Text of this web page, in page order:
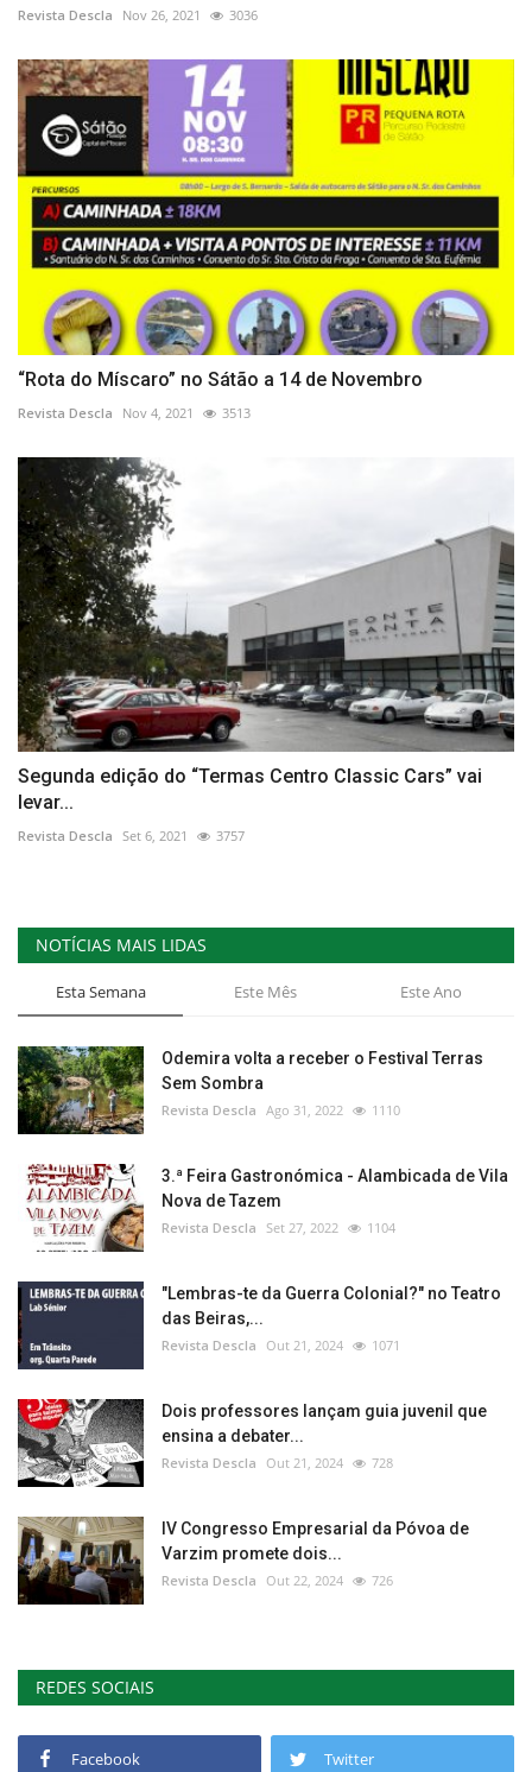
Revista Descla Nov 26, 2021 3036
“Rota do Míscaro” no Sátão a 14 de Novembro
Revista Descla Nov 4, 2021 3513
Segunda edição do “Termas Centro Classic Cars” vai
levar...
Revista Descla Set 6, 2021 3757
NOTÍCIAS MAIS LIDAS
Esta Semana Este Mês Este Ano
Odemira volta a receber o Festival Terras
Sem Sombra
Revista Descla Ago 31, 2022 1110
3.ª Feira Gastronómica - Alambicada de Vila
Nova de Tazem
Revista Descla Set 27, 2022 1104
"Lembras-te da Guerra Colonial?" no Teatro
das Beiras,...
Revista Descla Out 21, 2024 1071
Dois professores lançam guia juvenil que
ensina a debater...
Revista Descla Out 21, 2024 728
IV Congresso Empresarial da Póvoa de
Varzim promete dois...
Revista Descla Out 22, 2024 726
REDES SOCIAIS
Facebook Twitter